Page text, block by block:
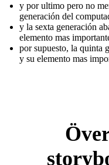
y por ultimo pero no
generación del
y la sexta generación
elemento mas
por supuesto, la quinta
y su elemento mas